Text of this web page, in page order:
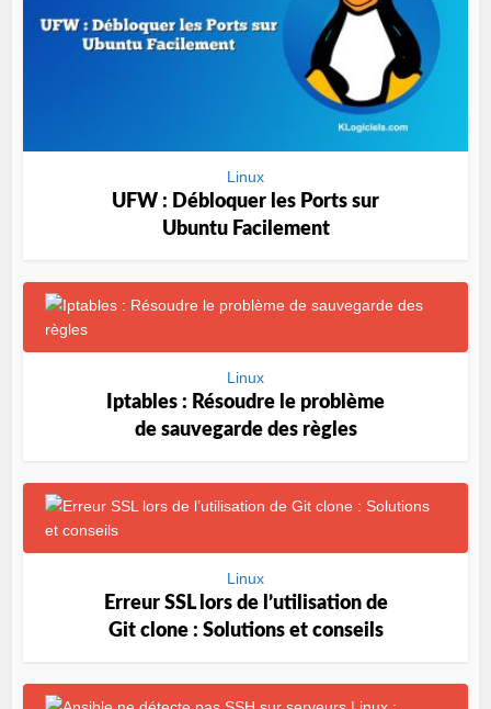
Linux
UFW : Débloquer les Ports sur
Ubuntu Facilement
Linux
Iptables : Résoudre le problème
de sauvegarde des règles
Linux
Erreur SSL lors de l’utilisation de
Git clone : Solutions et conseils